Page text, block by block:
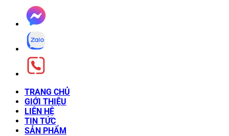
TRANG CHỦ
GIỚI THIỆU
LIÊN HỆ
TIN TỨC
SẢN PHẨM